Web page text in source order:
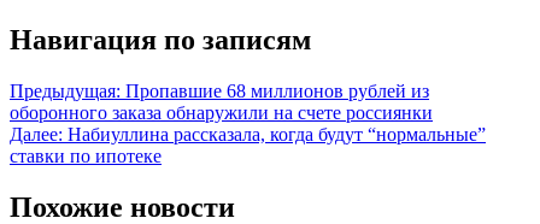
Навигация по записям
Предыдущая: Пропавшие 68 миллионов рублей из
оборонного заказа обнаружили на счете россиянки
Далее: Набиуллина рассказала, когда будут “нормальные”
ставки по ипотеке
Похожие новости